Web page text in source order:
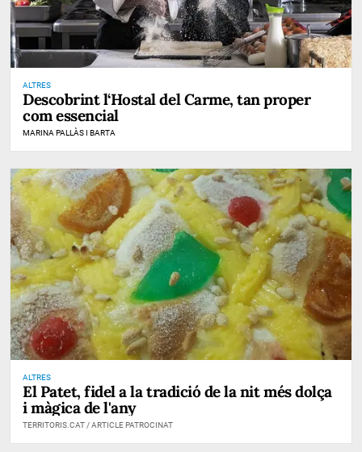
ALTRES
Descobrint l‘Hostal del Carme, tan proper
com essencial
MARINA PALLÀS I BARTA
ALTRES
El Patet, fidel a la tradició de la nit més dolça
i màgica de l'any
TERRITORIS.CAT / ARTICLE PATROCINAT